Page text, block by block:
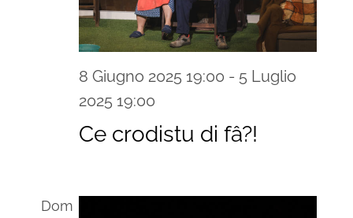
8 Giugno 2025 19:00 - 5 Luglio
2025 19:00
Ce crodistu di fâ?!
Dom